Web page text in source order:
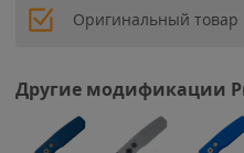
Оригинальный товар
Другие модификации